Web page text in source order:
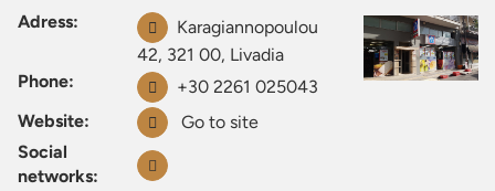
Adress:
Karagiannopoulou
42, 321 00, Livadia
Phone:
+30 2261 025043
Website:
Go to site
Social
networks: